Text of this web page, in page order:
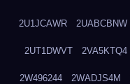
2U1JCAWR 2UABCBNW
2UT1DWVT 2VA5KTQ4
2W496244 2WADJS4M